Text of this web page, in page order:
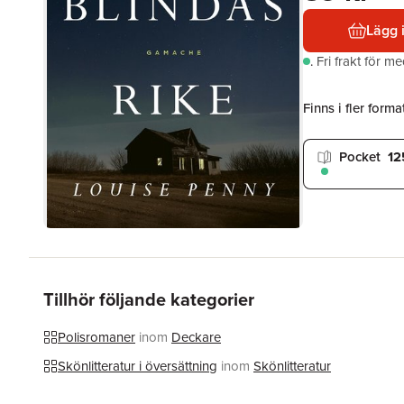
Lägg
. Fri frakt för
Finns i fler
Pocket
Tillhör följande kategorier
Polisromaner inom Deckare
Skönlitteratur i översättning inom Skönlitteratur